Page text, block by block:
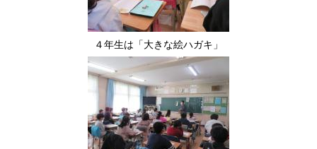
４年生は「大きな絵ハガキ」